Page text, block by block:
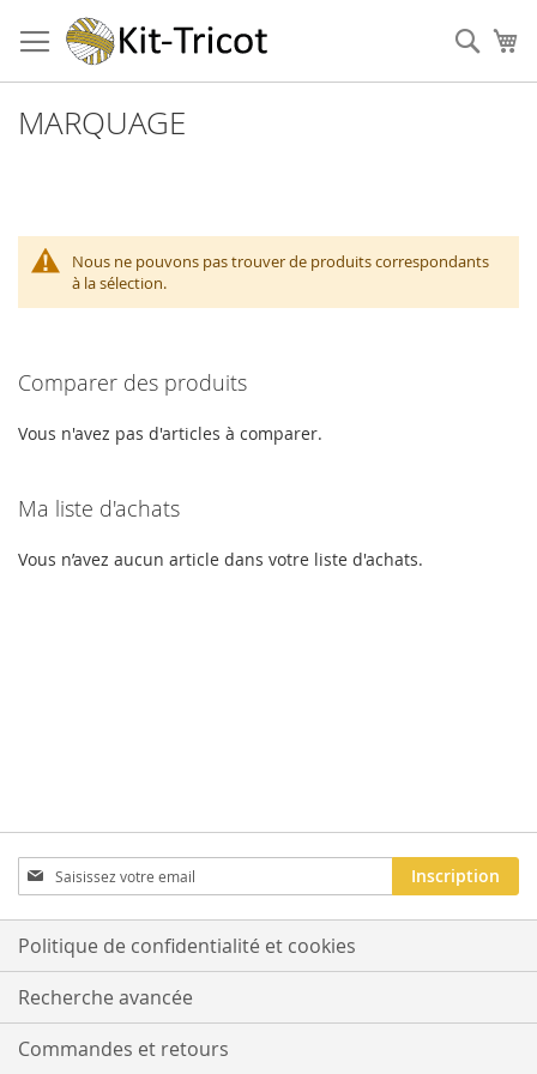
au
contenu
MARQUAGE
Nous ne pouvons pas trouver de produits correspondants
à la sélection.
Comparer des produits
Vous n'avez pas d'articles à comparer.
Ma liste d'achats
Vous n’avez aucun article dans votre liste d'achats.
Inscription
à
notre
newsletter
Inscription
Politique de confidentialité et cookies
Recherche avancée
Commandes et retours